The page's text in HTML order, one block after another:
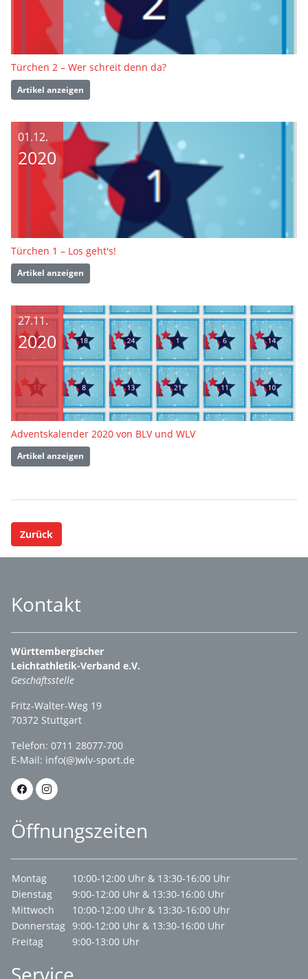
Türchen 2 – Wer schreit denn da?
Artikel anzeigen
01.12.
2020
Türchen 1 – Los geht's!
Artikel anzeigen
27.11.
2020
Adventskalender 2020 von BLV und WLV
Artikel anzeigen
Zurück
Kontakt
Württembergischer
Leichtathletik-Verband e.V.
Geschäftsstelle
Fritz-Walter-Weg 19
70372 Stuttgart
Telefon: 0711 28077-700
E-Mail: info(@)wlv-sport.de
Öffnungszeiten
Montag
10:00-12:00 Uhr & 13:30-16:00 Uhr
Dienstag
9:00-12:00 Uhr & 13:30-16:00 Uhr
Mittwoch
10:00-12:00 Uhr & 13:30-16:00 Uhr
Donnerstag 9:00-12:00 Uhr & 13:30-16:00 Uhr
Freitag
9:00-13:00 Uhr